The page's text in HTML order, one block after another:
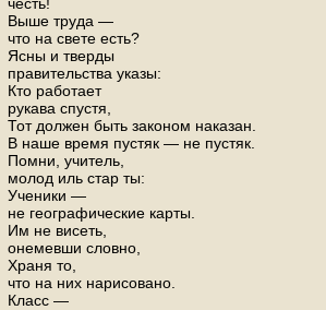
Выше труда —
что на свете есть?
Ясны и тверды
правительства указы:
Кто работает
рукава спустя,
Тот должен быть законом наказан.
В наше время пустяк — не пустяк.
Помни, учитель,
молод иль стар ты:
Ученики —
не географические карты.
Им не висеть,
онемевши словно,
Храня то,
что на них нарисовано.
Класс —